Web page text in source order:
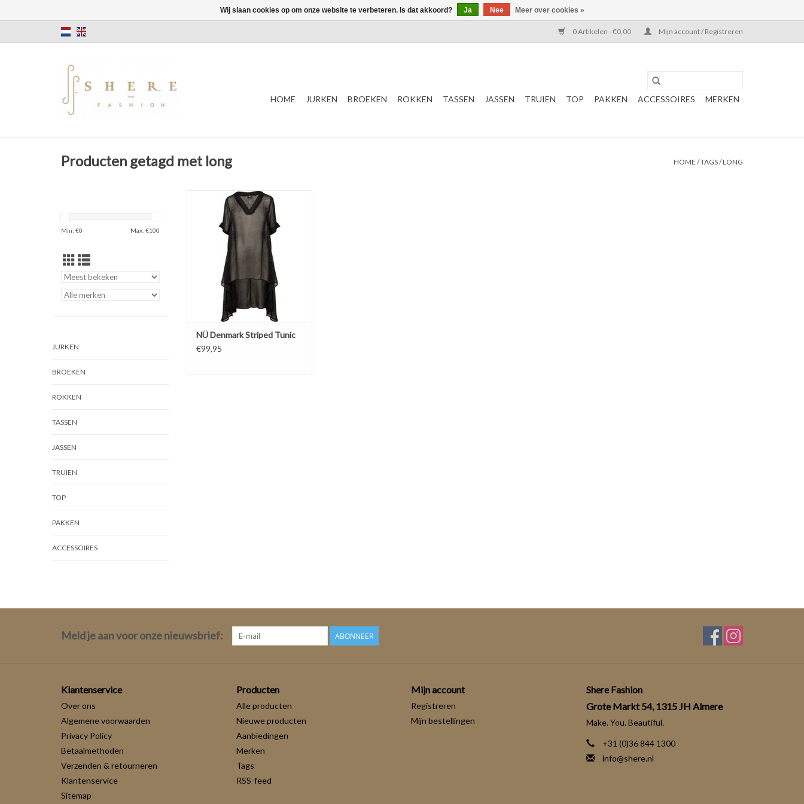
0 Artikelen - €0,00 Mijn account / Registreren
HOME JURKEN BROEKEN ROKKEN TASSEN JASSEN TRUIEN TOP PAKKEN ACCESSOIRES MERKEN
Producten getagd met long HOME /TAGS/LONG
Min: €0 Max: €100
JURKEN
BROEKEN
ROKKEN
TASSEN
JASSEN
TRUIEN
TOP
PAKKEN
ACCESSOIRES
Tuniek
gestreept
TOEVOEGEN AAN WINKELWAGEN
NÜ Denmark Striped Tunic
€99,95
Meld je aan voor onze nieuwsbrief: ABONNEER
Klantenservice
Over ons
Algemene voorwaarden
Privacy Policy
Betaalmethoden
Verzenden & retourneren
Klantenservice
Sitemap
Producten
Alle producten
Nieuwe producten
Aanbiedingen
Merken
Tags
RSS-feed
Mijn account
Registreren
Mijn bestellingen
Shere Fashion
Grote Markt 54, 1315 JH Almere
Make. You. Beautiful.
+31 (0)36 844 1300
info@shere.nl
Wij slaan cookies op om onze website te verbeteren. Is dat akkoord? Ja Nee Meer over cookies »